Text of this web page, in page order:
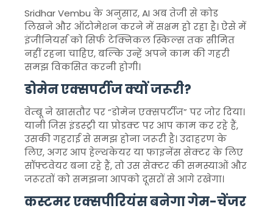
Sridhar Vembu के अनुसार, AI अब तेजी से कोड
लिखने और ऑटोमेशन करने में सक्षम हो रहा है। ऐसे में
इंजीनियर्स को सिर्फ टेक्निकल स्किल्स तक सीमित
नहीं रहना चाहिए, बल्कि उन्हें अपने काम की गहरी
समझ विकसित करनी होगी।
डोमेन एक्सपर्टीज क्यों जरूरी?
वेम्बू ने खासतौर पर “डोमेन एक्सपर्टीज” पर जोर दिया।
यानी जिस इंडस्ट्री या प्रोडक्ट पर आप काम कर रहे हैं,
उसकी गहराई से समझ होना जरूरी है। उदाहरण के
लिए, अगर आप हेल्थकेयर या फाइनेंस सेक्टर के लिए
सॉफ्टवेयर बना रहे हैं, तो उस सेक्टर की समस्याओं और
जरूरतों को समझना आपको दूसरों से आगे रखेगा।
कस्टमर एक्सपीरियंस बनेगा गेम-चेंजर